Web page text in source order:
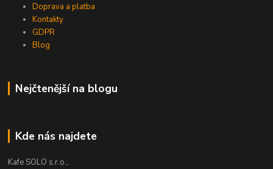
Doprava a platba
Kontakty
GDPR
Blog
Nejčtenější na blogu
Kde nás najdete
Kafe SOLO s.r.o.,